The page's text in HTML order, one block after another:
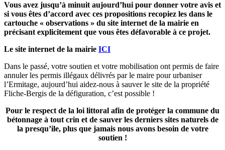
Vous avez jusqu’à minuit aujourd’hui pour donner votre avis et
si vous êtes d’accord avec ces propositions recopiez les dans le
cartouche « observations » du site internet de la mairie en
précisant explicitement que vous êtes défavorable à ce projet.
Le site internet de la mairie ICI
Dans le passé, votre soutien et votre mobilisation ont permis de faire
annuler les permis illégaux délivrés par le maire pour urbaniser
l’Ermitage, aujourd’hui aidez-nous à sauver le site de la propriété
Fliche-Bergis de la défiguration, c’est possible !
Pour le respect de la loi littoral afin de protéger la commune du
bétonnage à tout crin et de sauver les derniers sites naturels de
la presqu’ile, plus que jamais nous avons besoin de votre
soutien !